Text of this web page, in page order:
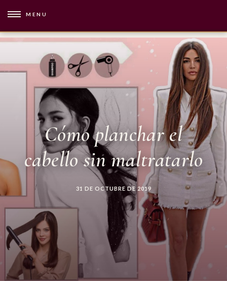
MENU
Cómo planchar el
cabello sin maltratarlo
31 DE OCTUBRE DE 2019